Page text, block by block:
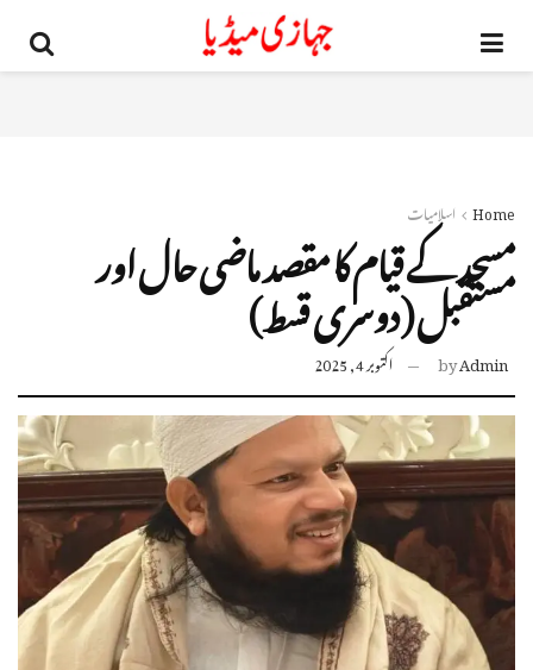
Home اسلامیات
مسجد کے قیام کا مقصد ماضی حال اور
مستقبل ( دوسری قسط)
byAdmin اکتوبر 4, 2025